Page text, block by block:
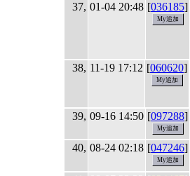
37, 01-04 20:48 [036185]
38, 11-19 17:12 [060620]
39, 09-16 14:50 [097288]
40, 08-24 02:18 [047246]